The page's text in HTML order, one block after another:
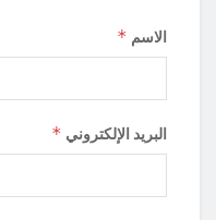
الاسم *
البريد الإلكتروني *